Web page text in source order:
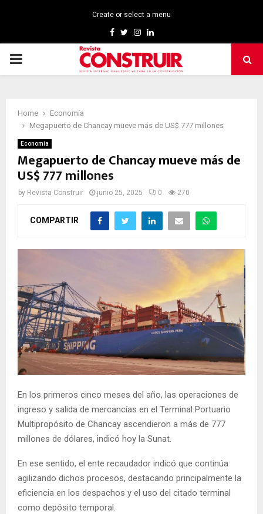
Create or select a menu
Facebook
TwitterInstagram
Linkedin
PRIMARY
Home
Economía
Megapuerto de Chancay mueve más de US$ 777 millones
Economía
Megapuerto de Chancay mueve más de
US$ 777 millones
by Revista Construir junio 25, 2025 0 270
COMPARTIR
En los primeros cinco meses del año, las operaciones de
ingreso y salida de mercancías en el Terminal Portuario
Multipropósito de Chancay ascendieron a más de 777
millones de dólares, indicó hoy la Sunat.
En ese sentido, el ente recaudador indicó que continúa
agilizando dichos procesos, destacando principalmente la
eficiencia en los despachos y el uso del citado terminal
como depósito temporal.